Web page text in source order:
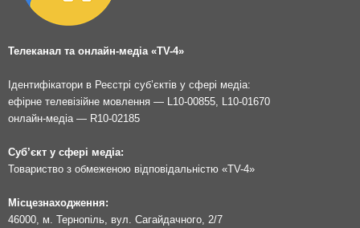
Телеканал та онлайн-медіа «TV-4»
Ідентифікатори в Реєстрі суб’єктів у сфері медіа:
ефірне телевізійне мовлення — L10-00855, L10-01670
онлайн-медіа — R10-02185
Суб’єкт у сфері медіа:
Товариство з обмеженою відповідальністю «TV-4»
Місцезнаходження:
46000, м. Тернопіль, вул. Сагайдачного, 2/7